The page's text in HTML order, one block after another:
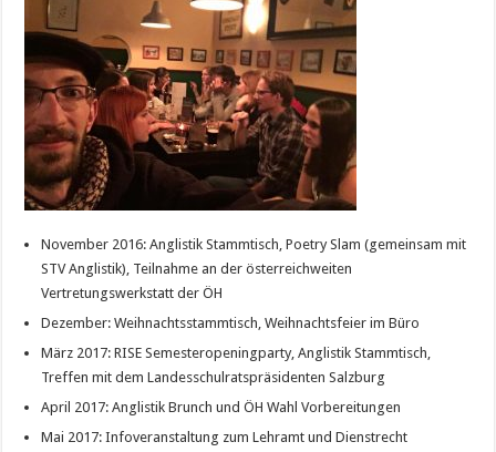
November 2016: Anglistik Stammtisch, Poetry Slam (gemeinsam mit
STV Anglistik), Teilnahme an der österreichweiten
Vertretungswerkstatt der ÖH
Dezember: Weihnachtsstammtisch, Weihnachtsfeier im Büro
März 2017: RISE Semesteropeningparty, Anglistik Stammtisch,
Treffen mit dem Landesschulratspräsidenten Salzburg
April 2017: Anglistik Brunch und ÖH Wahl Vorbereitungen
Mai 2017: Infoveranstaltung zum Lehramt und Dienstrecht